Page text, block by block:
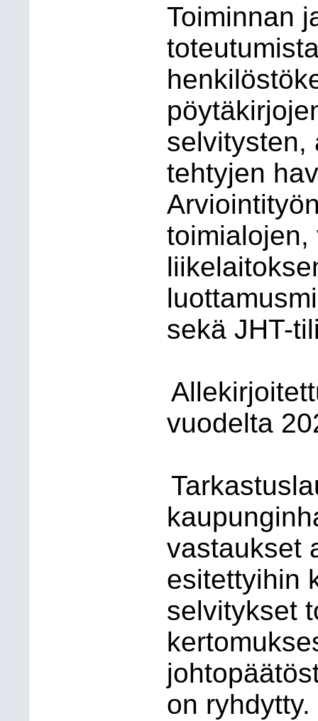
Toiminnan
selvitysten,
tehtyjen
sekä JHT-
vuodelta
vastaukset
esitettyihin
selvitykset
on ryhdytty.